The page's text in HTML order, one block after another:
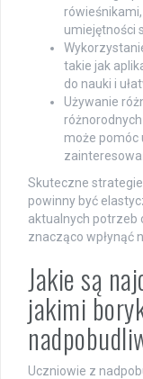
umiejętności
takie jak
do nauki i
Używanie
może pomóc
Skuteczne
powinny być
aktualnych potrzeb
znacząco wpłynąć
Jakie są
jakimi
Uczniowie z